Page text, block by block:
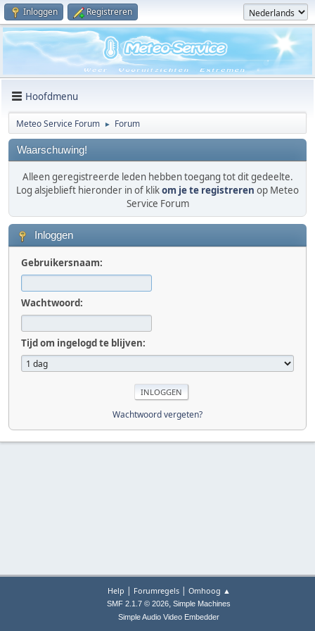
Inloggen Registreren
Hoofdmenu
Meteo Service Forum ► Forum
Waarschuwing!
Alleen geregistreerde leden hebben toegang tot dit gedeelte.
Log alsjeblieft hieronder in of klikom je te registreren op Meteo
Service Forum
Inloggen
Gebruikersnaam:
Wachtwoord:
Tijd om ingelogd te blijven:
Wachtwoord vergeten?
Help | Forumregels| Omhoog ▲
SMF 2.1.7 © 2026, Simple Machines
Simple Audio Video Embedder